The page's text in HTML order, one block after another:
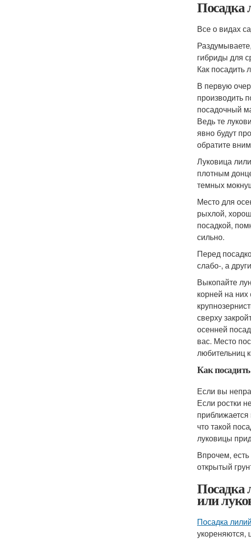
Посадка
Все о видах
гибриды для
Как посадить
В первую
производить
посадочный
Ведь те
явно будут
обратите
Луковица
плотным
темных
Место для
рыхлой,
посадкой,
сильно.
Перед
слабо-, а
Выкопайте
корней на них
сверху
осенней
вас. Место
любительниц
Как
Если вы
Если ростки
приближается
что такой
луковицы
Впрочем,
открытый
Посадка
или
Посадка
укореняются,